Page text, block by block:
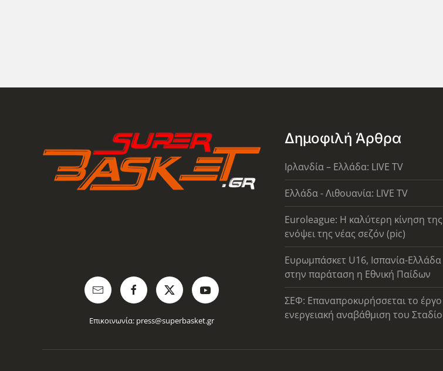
Επικοινωνία: press@superbasket.gr
Δημοφιλή Άρθρα
Ιρλανδία – Ελλάδα: LIVE TV
Ελλάδα - Λιθουανία: LIVE TV
Euroleague: Η καλύτερη κίνηση
ενόψει της νέας σεζόν (pic)
Ευρωμπάσκετ U16, Ισπανία-Ελλάδα
στην παράταση η Εθνική Παίδων
ΣΕΦ: Επαναπροκυρήσσεται το έργο
ενεργειακή αναβάθμιση του